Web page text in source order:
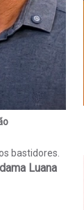
bastidores.
Luana